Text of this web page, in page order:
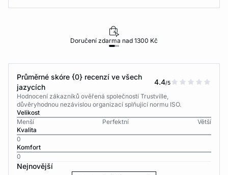
Doručení zdarma nad 1300 Kč
Průměrné skóre {0} recenzí ve všech
jazycích
4.4/5
Hodnocení zákazníků ověřená společností Trustville,
důvěryhodnou nezávislou organizací splňující normu ISO.
Velikost
Menší
Perfektní
Větší
Kvalita
0
Komfort
0
Nejnovější